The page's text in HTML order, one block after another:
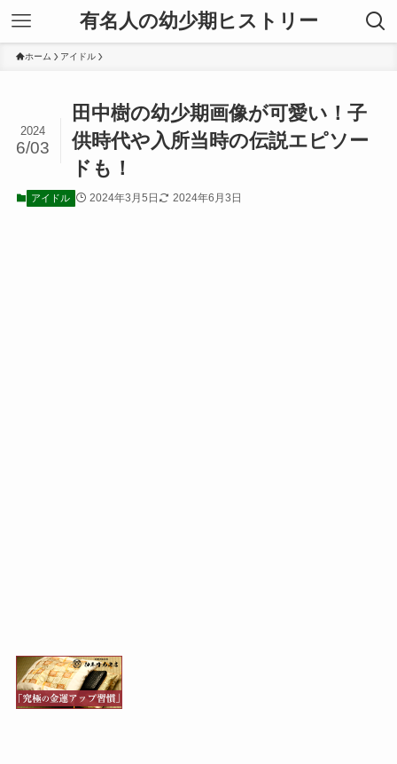
有名人の幼少期ヒストリー
ホーム アイドル
田中樹の幼少期画像が可愛い！子
供時代や入所当時の伝説エピソー
ドも！
2024
6/03
アイドル 2024年3月5日 2024年6月3日